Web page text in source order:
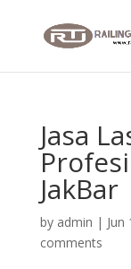
Jasa
JakBar
by admin | Jun
comments